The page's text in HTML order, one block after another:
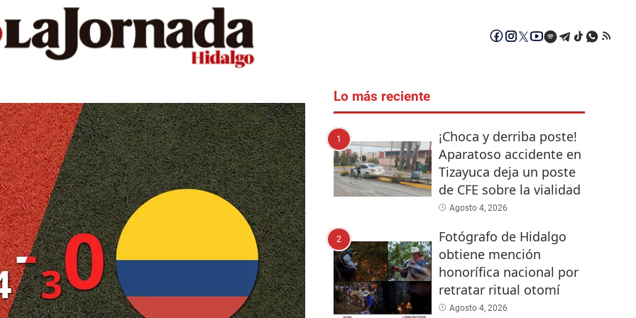
Lo más reciente
1
¡Choca y derriba poste!
Aparatoso accidente en
Tizayuca deja un poste
de CFE sobre la vialidad
Agosto 4, 2026
2
Fotógrafo de Hidalgo
obtiene mención
honorífica nacional por
retratar ritual otomí
Agosto 4, 2026